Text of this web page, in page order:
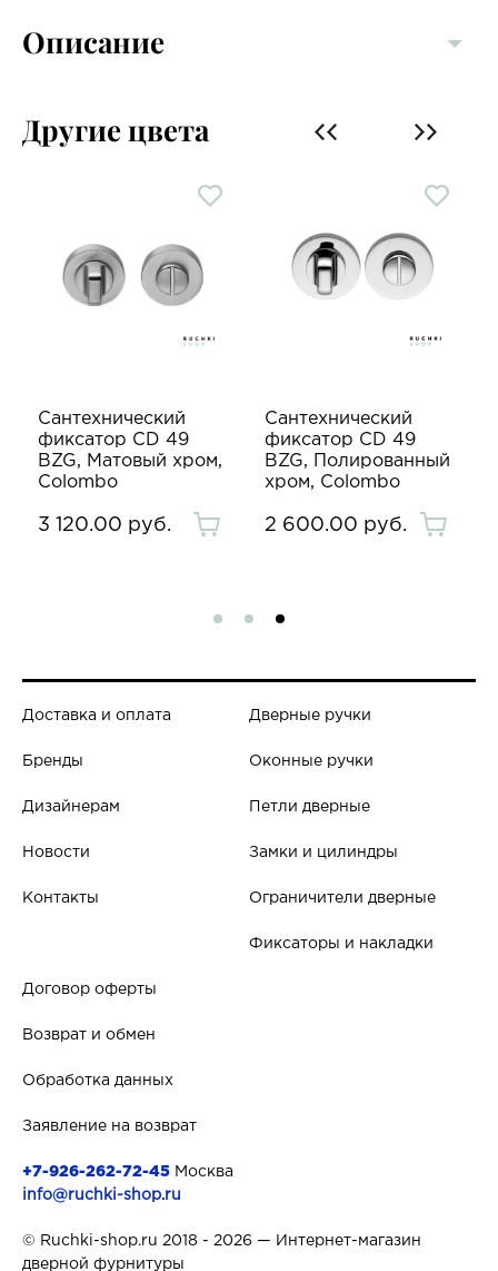
Описание
Другие цвета
Сантехнический
фиксатор CD 49
BZG, Матовый хром,
Colombo
3 120.00 руб.
Сантехнический
фиксатор CD 49
BZG, Полированный
хром, Colombo
2 600.00 руб.
Доставка и оплата
Бренды
Дизайнерам
Новости
Контакты
Дверные ручки
Оконные ручки
Петли дверные
Замки и цилиндры
Ограничители дверные
Фиксаторы и накладки
Договор оферты
Возврат и обмен
Обработка данных
Заявление на возврат
+7-926-262-72-45 Москва
info@ruchki-shop.ru
© Ruchki-shop.ru 2018 - 2026 — Интернет-магазин
дверной фурнитуры